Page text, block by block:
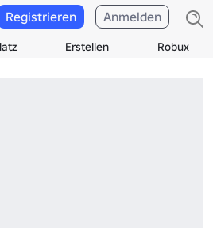
Erstellen Robux
Registrieren Anmelden